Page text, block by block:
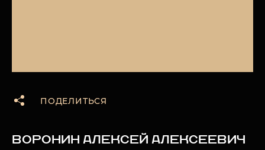
ПОДЕЛИТЬСЯ
ВОРОНИН АЛЕКСЕЙ АЛЕКСЕЕВИЧ